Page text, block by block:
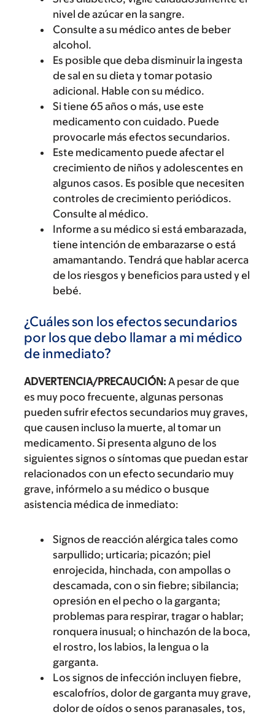
nivel de azúcar en la sangre.
Consulte a su médico antes de beber
alcohol.
Es posible que deba disminuir la ingesta
de sal en su dieta y tomar potasio
adicional. Hable con su médico.
Si tiene 65 años o más, use este
medicamento con cuidado. Puede
provocarle más efectos secundarios.
Este medicamento puede afectar el
crecimiento de niños y adolescentes en
algunos casos. Es posible que necesiten
controles de crecimiento periódicos.
Consulte al médico.
Informe a su médico si está embarazada,
tiene intención de embarazarse o está
amamantando. Tendrá que hablar acerca
de los riesgos y beneficios para usted y el
bebé.
¿Cuáles son los efectos secundarios
por los que debo llamar a mi médico
de inmediato?
ADVERTENCIA/PRECAUCIÓN: A pesar de que
es muy poco frecuente, algunas personas
pueden sufrir efectos secundarios muy graves,
que causen incluso la muerte, al tomar un
medicamento. Si presenta alguno de los
siguientes signos o síntomas que puedan estar
relacionados con un efecto secundario muy
grave, infórmelo a su médico o busque
asistencia médica de inmediato:
Signos de reacción alérgica tales como
sarpullido; urticaria; picazón; piel
enrojecida, hinchada, con ampollas o
descamada, con o sin fiebre; sibilancia;
opresión en el pecho o la garganta;
problemas para respirar, tragar o hablar;
ronquera inusual; o hinchazón de la boca,
el rostro, los labios, la lengua o la
garganta.
Los signos de infección incluyen fiebre,
escalofríos, dolor de garganta muy grave,
dolor de oídos o senos paranasales, tos,